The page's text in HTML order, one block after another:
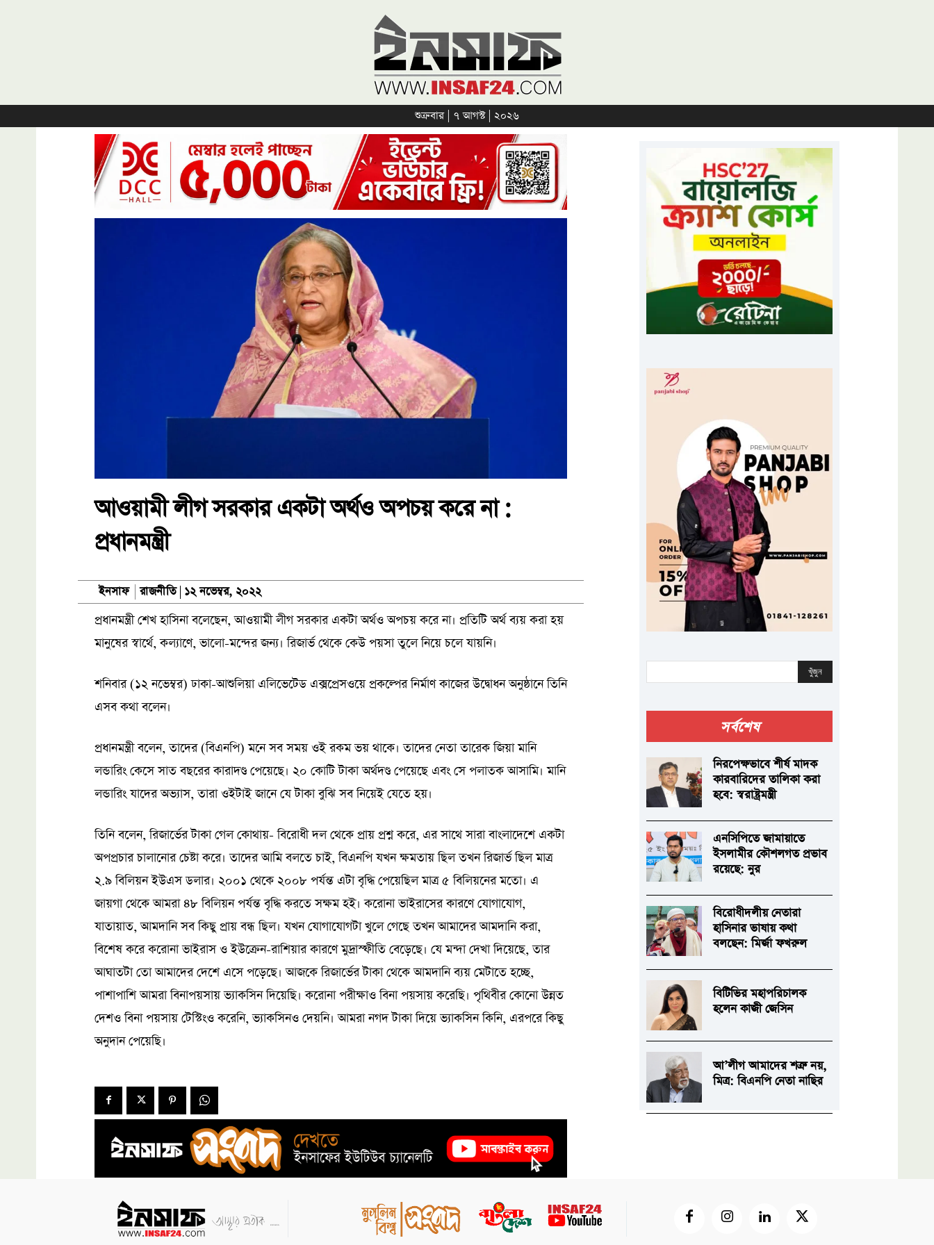
শুক্রবার | ৭ আগস্ট | ২০২৬
আওয়ামী লীগ সরকার একটা অর্থও অপচয় করে না :
প্রধানমন্ত্রী
ইনসাফ রাজনীতি ১২ নভেম্বর, ২০২২
প্রধানমন্ত্রী শেখ হাসিনা বলেছেন, আওয়ামী লীগ সরকার একটা অর্থও অপচয় করে না। প্রতিটি অর্থ ব্যয় করা হয়
মানুষের স্বার্থে, কল্যাণে, ভালো-মন্দের জন্য। রিজার্ভ থেকে কেউ পয়সা তুলে নিয়ে চলে যায়নি।
শনিবার (১২ নভেম্বর) ঢাকা-আশুলিয়া এলিভেটেড এক্সপ্রেসওয়ে প্রকল্পের নির্মাণ কাজের উদ্বোধন অনুষ্ঠানে তিনি
এসব কথা বলেন।
প্রধানমন্ত্রী বলেন, তাদের (বিএনপি) মনে সব সময় ওই রকম ভয় থাকে। তাদের নেতা তারেক জিয়া মানি
লন্ডারিং কেসে সাত বছরের কারাদণ্ড পেয়েছে। ২০ কোটি টাকা অর্থদণ্ড পেয়েছে এবং সে পলাতক আসামি। মানি
লন্ডারিং যাদের অভ্যাস, তারা ওইটাই জানে যে টাকা বুঝি সব নিয়েই যেতে হয়।
তিনি বলেন, রিজার্ভের টাকা গেল কোথায়- বিরোধী দল থেকে প্রায় প্রশ্ন করে, এর সাথে সারা বাংলাদেশে একটা
অপপ্রচার চালানোর চেষ্টা করে। তাদের আমি বলতে চাই, বিএনপি যখন ক্ষমতায় ছিল তখন রিজার্ভ ছিল মাত্র
২.৯ বিলিয়ন ইউএস ডলার। ২০০১ থেকে ২০০৮ পর্যন্ত এটা বৃদ্ধি পেয়েছিল মাত্র ৫ বিলিয়নের মতো। এ
জায়গা থেকে আমরা ৪৮ বিলিয়ন পর্যন্ত বৃদ্ধি করতে সক্ষম হই। করোনা ভাইরাসের কারণে যোগাযোগ,
যাতায়াত, আমদানি সব কিছু প্রায় বন্ধ ছিল। যখন যোগাযোগটা খুলে গেছে তখন আমাদের আমদানি করা,
বিশেষ করে করোনা ভাইরাস ও ইউক্রেন-রাশিয়ার কারণে মুদ্রাস্ফীতি বেড়েছে। যে মন্দা দেখা দিয়েছে, তার
আঘাতটা তো আমাদের দেশে এসে পড়েছে। আজকে রিজার্ভের টাকা থেকে আমদানি ব্যয় মেটাতে হচ্ছে,
পাশাপাশি আমরা বিনাপয়সায় ভ্যাকসিন দিয়েছি। করোনা পরীক্ষাও বিনা পয়সায় করেছি। পৃথিবীর কোনো উন্নত
দেশও বিনা পয়সায় টেস্টিংও করেনি, ভ্যাকসিনও দেয়নি। আমরা নগদ টাকা দিয়ে ভ্যাকসিন কিনি, এরপরে কিছু
অনুদান পেয়েছি।
খুঁজুন
সর্বশেষ
নিরপেক্ষভাবে শীর্ষ মাদক
কারবারিদের তালিকা করা
হবে: স্বরাষ্ট্রমন্ত্রী
এনসিপিতে জামায়াতে
ইসলামীর কৌশলগত প্রভাব
রয়েছে: নুর
বিরোধীদলীয় নেতারা
হাসিনার ভাষায় কথা
বলছেন: মির্জা ফখরুল
বিটিভির মহাপরিচালক
হলেন কাজী জেসিন
আ’লীগ আমাদের শত্রু নয়,
মিত্র: বিএনপি নেতা নাছির